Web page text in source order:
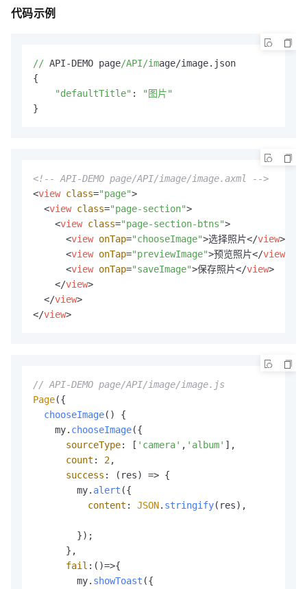
代码示例
// API-DEMO page/API/image/image.json
{
"defaultTitle" :
"图片"
}
<!-- API-DEMO page/API/image/image.axml -->
<view class="page">
<view class="page-section">
<view class="page-section-btns">
<view onTap="chooseImage">选择照片</view>
<view onTap="previewImage">预览照片</view
<view onTap="saveImage">保存照片</view>
</view>
</view>
</view>
// API-DEMO page/API/image/image.js
Page({
chooseImage( ) {
    my.
chooseImage({
sourceType: [ 'camera' , 'album' ],
count : 2,
success : ( res) => {
        my.
alert ({
content : JSON. stringify(res),
        });
      },
fail : ()=>{
        my.
showToast ({